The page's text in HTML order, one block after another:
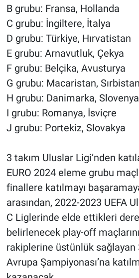
B grubu: Fransa, Hollanda
C grubu: İngiltere, İtalya
D grubu: Türkiye, Hırvatistan
E grubu: Arnavutluk, Çekya
F grubu: Belçika, Avusturya
G grubu: Macaristan, Sırbistan
H grubu: Danimarka, Slovenya
I grubu: Romanya, İsviçre
J grubu: Portekiz, Slovakya
3 takım Uluslar Ligi’nden
EURO 2024 eleme grubu
finallere katılmayı
arasından, 2022-2023 UEFA
C Liglerinde elde ettikleri
belirlenecek play-off
rakiplerine üstünlük sağlayan
Avrupa Şampiyonası’na